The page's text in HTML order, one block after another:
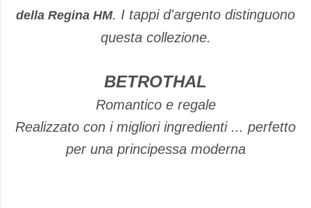
della Regina HM. I tappi d'argento distinguono
questa collezione.
BETROTHAL
Romantico e regale
Realizzato con i migliori ingredienti ... perfetto
per una principessa moderna